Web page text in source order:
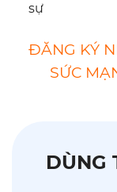
sự
ĐĂNG KÝ
SỨC
DÙNG